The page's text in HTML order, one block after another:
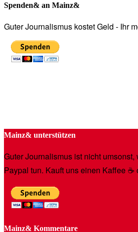
Spenden& an Mainz&
Guter Journalismus kostet Geld - Ihr
Mainz& unterstützen
Guter Journalismus ist nicht
Paypal tun. Kauft uns einen Kaffee
Mainz& Kommentare